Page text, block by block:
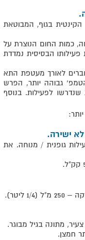
בגוף, המבוטאת
כמות החום הנוצרת על
הבסיסית נמדדת
לאורך מעטפת התא
גבוהה יותר, הפרש
לפעילות. בנוסף
ישירה.
גופנית / מנוחה. את
ליטר).
מתונה בגיל מבוגר.
חמצן.